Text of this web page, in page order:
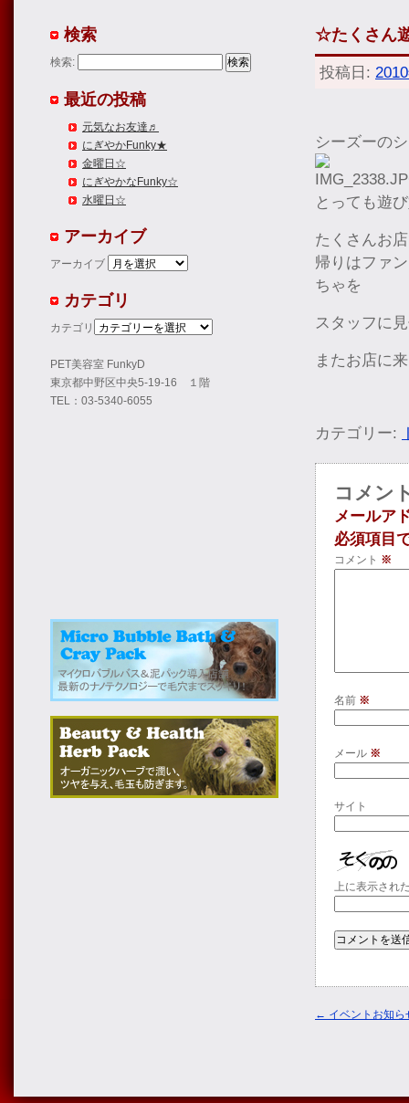
☆たくさん
投稿日:
シーズーの
とっても遊
たくさんお
帰りはファ
ちゃを
スタッフに
またお店に
カテゴリー:
コメン
メールア
必須項目
コメント ※
名前 ※
メール ※
サイト
上に表示され
← イベントお知
検索
検索:
最近の投稿
元気なお友達♬
にぎやかFunky★
金曜日☆
にぎやかなFunky☆
水曜日☆
アーカイブ
アーカイブ
カテゴリ
カテゴリ
PET美容室 FunkyD
東京都中野区中央5-19-16 １階
TEL：03-5340-6055